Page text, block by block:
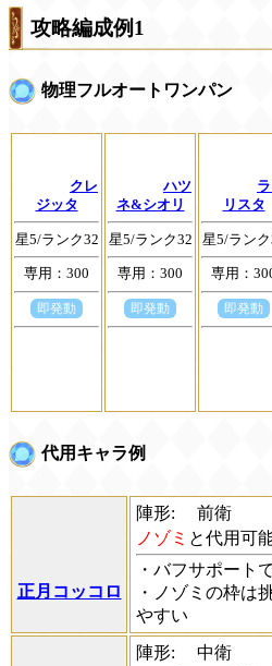
攻略編成例1
物理フルオートワンパン
クレ
ジッタ
星5/ランク32
専用：300
即発動
ハツ
ネ&シオリ
星5/ランク32
専用：300
即発動
リスタ
星5/ランク
専用：
即発動
代用キャラ例
正月コッコロ
陣形:
前衛
ノゾミ と代用可
・バフサポート
・ノゾミの枠は
やすい
陣形:
中衛